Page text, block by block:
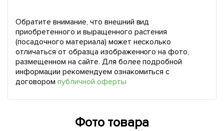
Обратите внимание, что внешний вид
приобретенного и выращенного растения
(посадочного материала) может несколько
отличаться от образца изображенного на фото,
размещенном на сайте. Для более подробной
информации рекомендуем ознакомиться с
договором публичной оферты
Фото товара